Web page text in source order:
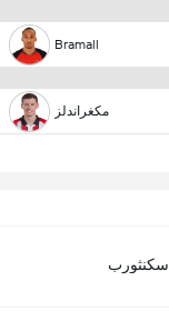
Bramall
مكغراندلز
سكنثورب